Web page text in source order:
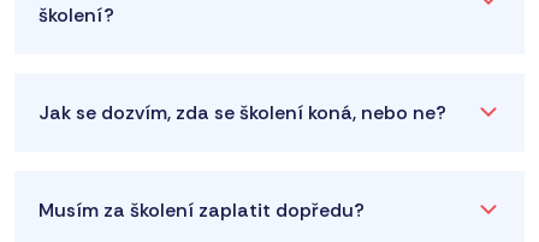
školení?
Jak se dozvím, zda se školení koná, nebo ne?
Musím za školení zaplatit dopředu?